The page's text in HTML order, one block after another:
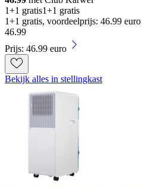
1+1 gratis1+1 gratis
1+1 gratis, voordeelprijs: 46.99
46.99
Prijs: 46.99 euro
Bekijk alles in stellingkast